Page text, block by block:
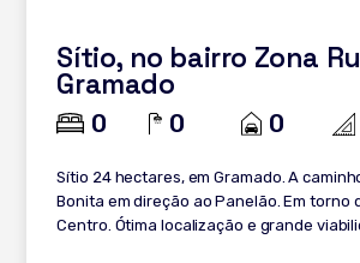
Sítio, no bairro Zona
Gramado
0 0 0
Sítio 24 hectares, em Gramado. A caminho da Linha
Bonita em direção ao Panelão. Em torno
Centro. Ótima localização e grande viabilidade de